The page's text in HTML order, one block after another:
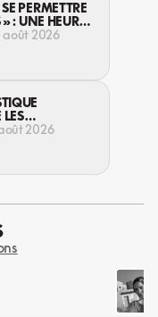
PERMETTRE
» : UNE HEURE
août 2026
LES2026